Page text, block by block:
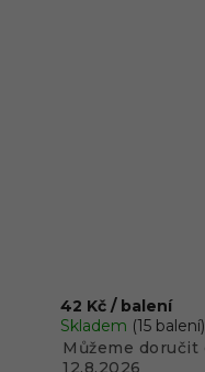
42 Kč / balení
Skladem (15 balení)
Můžeme doručit
12.8.2026